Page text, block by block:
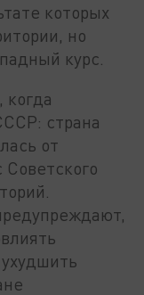
которых
но
курс.
когда
страна
от